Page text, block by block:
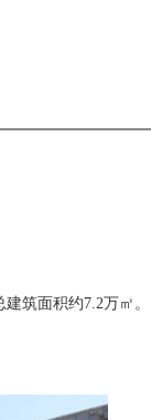
建筑面积约7.2万㎡。